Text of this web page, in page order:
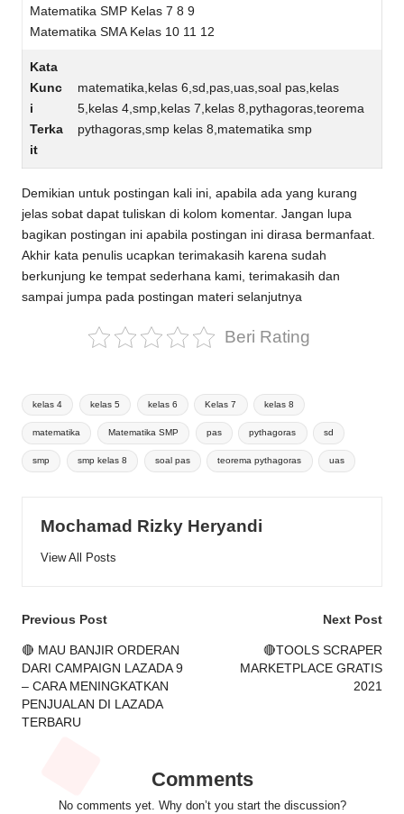
Matematika SMP Kelas 7 8 9
Matematika SMA Kelas 10 11 12
Kata
Kunc
i
Terka
it
matematika,kelas 6,sd,pas,uas,soal pas,kelas
5,kelas 4,smp,kelas 7,kelas 8,pythagoras,teorema
pythagoras,smp kelas 8,matematika smp
Demikian untuk postingan kali ini, apabila ada yang kurang
jelas sobat dapat tuliskan di kolom komentar. Jangan lupa
bagikan postingan ini apabila postingan ini dirasa bermanfaat.
Akhir kata penulis ucapkan terimakasih karena sudah
berkunjung ke tempat sederhana kami, terimakasih dan
sampai jumpa pada postingan materi selanjutnya
Beri Rating
Tags:
kelas 4 kelas 5 kelas 6 Kelas 7 kelas 8
matematika Matematika SMP pas pythagoras sd
smp smp kelas 8 soal pas teorema pythagoras uas
Mochamad Rizky Heryandi
View All Posts
Post
navigation
Previous Post
🔴 MAU BANJIR ORDERAN
DARI CAMPAIGN LAZADA 9
– CARA MENINGKATKAN
PENJUALAN DI LAZADA
TERBARU
Next Post
🔴TOOLS SCRAPER
MARKETPLACE GRATIS
2021
Comments
No comments yet. Why don’t you start the discussion?